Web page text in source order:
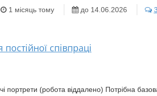
1 місяць тому до 14.06.2026
співпраці
портрети (робота віддалено) Потрібна